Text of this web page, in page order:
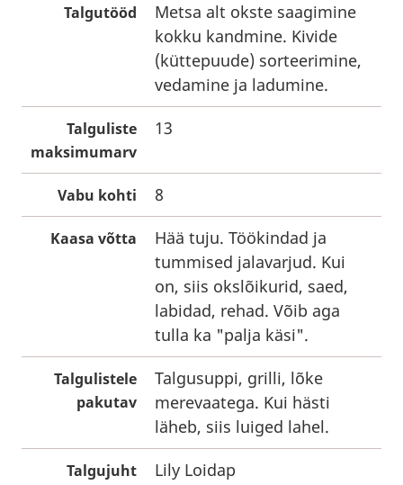
Talgutööd
Metsa alt okste saagimine
kokku kandmine. Kivide
(küttepuude) sorteerimine,
vedamine ja ladumine.
Talguliste
maksimumarv
13
Vabu kohti 8
Kaasa võtta
Hää tuju. Töökindad ja
tummised jalavarjud. Kui
on, siis okslõikurid, saed,
labidad, rehad. Võib aga
tulla ka "palja käsi".
Talgulistele
pakutav
Talgusuppi, grilli, lõke
merevaatega. Kui hästi
läheb, siis luiged lahel.
Talgujuht Lily Loidap